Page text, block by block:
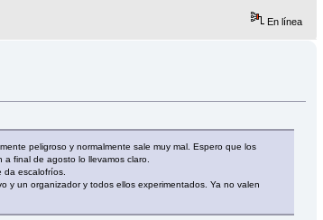
En línea
peligroso y normalmente sale muy mal. Espero que los
final de agosto lo llevamos claro.
da escalofríos.
y un organizador y todos ellos experimentados. Ya no valen